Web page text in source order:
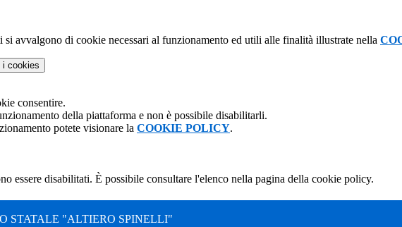
avvalgono di cookie necessari al funzionamento ed utili alle finalità illustrate nella
i cookies
consentire.
della piattaforma e non è possibile disabilitarli.
potete visionare la COOKIE POLICY.
essere disabilitati. È possibile consultare l'elenco nella pagina della cookie policy.
STATALE "ALTIERO SPINELLI"